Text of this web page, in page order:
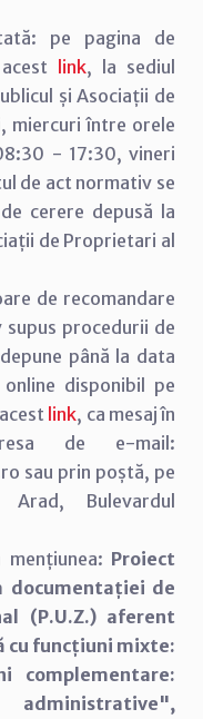
pe pagina de
link, la sediul
și Asociații de
miercuri între orele
- 17:30, vineri
de act normativ se
cerere depusă la
de Proprietari al
de recomandare
procedurii de
până la data
disponibil pe
link, ca mesaj în
de e-mail:
sau prin poștă, pe
Arad, Bulevardul
Proiect
documentației de
(P.U.Z.) aferent
cu funcțiuni mixte:
complementare: